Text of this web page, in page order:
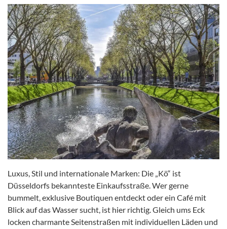
Luxus, Stil und internationale Marken: Die „Kö“ ist
Düsseldorfs bekannteste Einkaufsstraße. Wer gerne
bummelt, exklusive Boutiquen entdeckt oder ein Café mit
Blick auf das Wasser sucht, ist hier richtig. Gleich ums Eck
locken charmante Seitenstraßen mit individuellen Läden und